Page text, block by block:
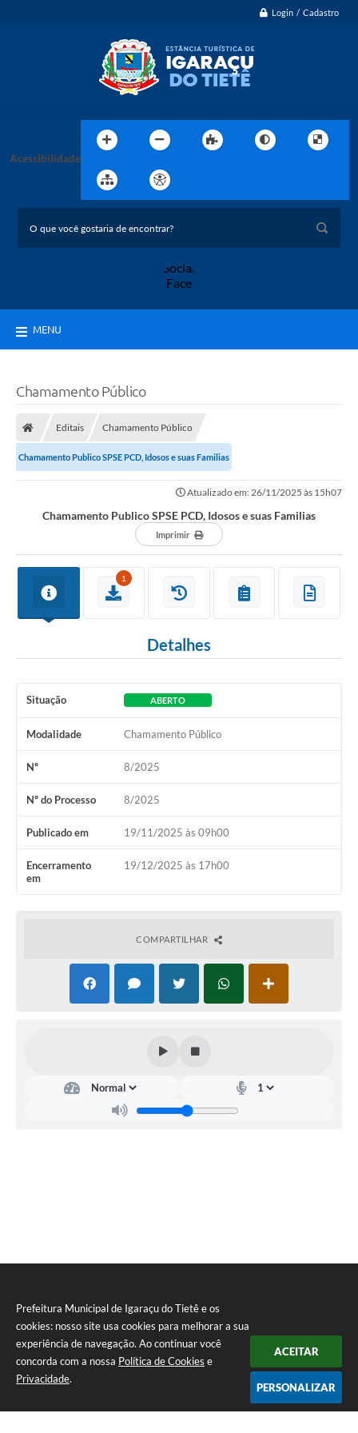
Prefeitura Municipal de Igaraçu do Tietê e os
cookies: nosso site usa cookies para melhorar a sua
experiência de navegação. Ao continuar você
concorda com a nossa Política de Cookies e
Privacidade.
ACEITAR
PERSONALIZAR
Login / Cadastro
Acessibilidade
MENU
Chamamento Público
Editais Chamamento Público
Chamamento Publico SPSE PCD, Idosos e suas Familias
Atualizado em: 26/11/2025 às 15h07
Chamamento Publico SPSE PCD, Idosos e suas Familias
Imprimir
1
Detalhes
Situação ABERTO
Modalidade Chamamento Público
Nº 8/2025
Nº do Processo 8/2025
Publicado em 19/11/2025 às 09h00
Encerramento
em
19/12/2025 às 17h00
COMPARTILHAR